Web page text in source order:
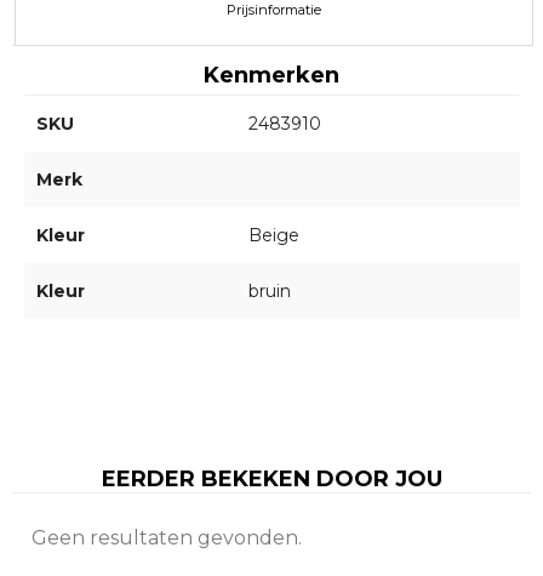
Prijsinformatie
Kenmerken
SKU 2483910
Merk
Kleur Beige
Kleur bruin
EERDER BEKEKEN DOOR JOU
Geen resultaten gevonden.